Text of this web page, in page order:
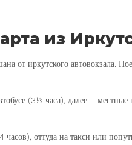
из
от иркутского автовокзала.
(3½ часа), далее – местные
часов), оттуда на такси или